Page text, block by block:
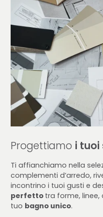
Progettiamo i tuoi
Ti affianchiamo nella
complementi d’arredo,
incontrino i tuoi gusti e
perfetto tra forme, linee,
tuo bagno unico.